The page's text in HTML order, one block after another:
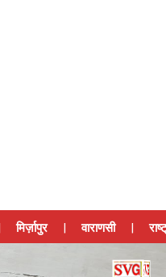
मिर्ज़ापुर | वाराणसी |